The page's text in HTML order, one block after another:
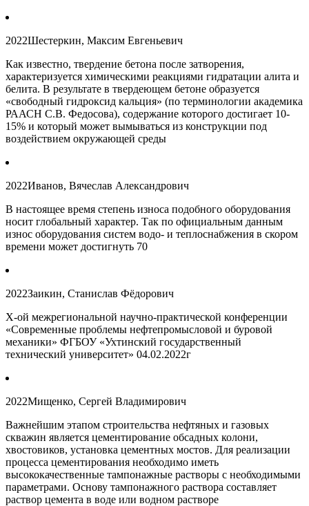
2022Шестеркин, Максим Евгеньевич
Как известно, твердение бетона после затворения,
характеризуется химическими реакциями гидратации алита и
белита. В результате в твердеющем бетоне образуется
«свободный гидроксид кальция» (по терминологии академика
РААСН C.B. Федосова), содержание которого достигает 10-
15% и который может вымываться из конструкции под
воздействием окружающей среды
2022Иванов, Вячеслав Александрович
В настоящее время степень износа подобного оборудования
носит глобальный характер. Так по официальным данным
износ оборудования систем водо- и теплоснабжения в скором
времени может достигнуть 70
2022Заикин, Станислав Фёдорович
Х-ой межрегиональной научно-практической конференции
«Современные проблемы нефтепромысловой и буровой
механики» ФГБОУ «Ухтинский государственный
технический университет» 04.02.2022г
2022Мищенко, Сергей Владимирович
Важнейшим этапом строительства нефтяных и газовых
скважин является цементирование обсадных колони,
хвостовиков, установка цементных мостов. Для реализации
процесса цементирования необходимо иметь
высококачественные тампонажные растворы с необходимыми
параметрами. Основу тампонажного раствора составляет
раствор цемента в воде или водном растворе